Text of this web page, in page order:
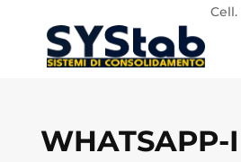
Cell.
WHATSAPP-